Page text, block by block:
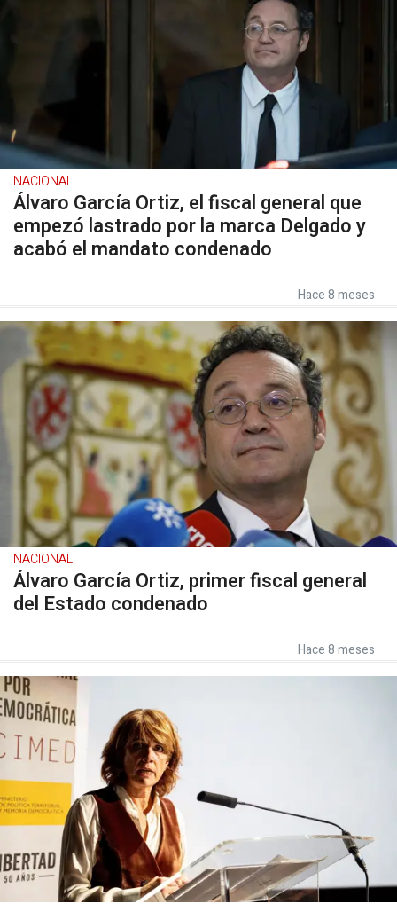
NACIONAL
Álvaro García Ortiz, el fiscal general que
empezó lastrado por la marca Delgado y
acabó el mandato condenado
Hace 8 meses
NACIONAL
Álvaro García Ortiz, primer fiscal general
del Estado condenado
Hace 8 meses